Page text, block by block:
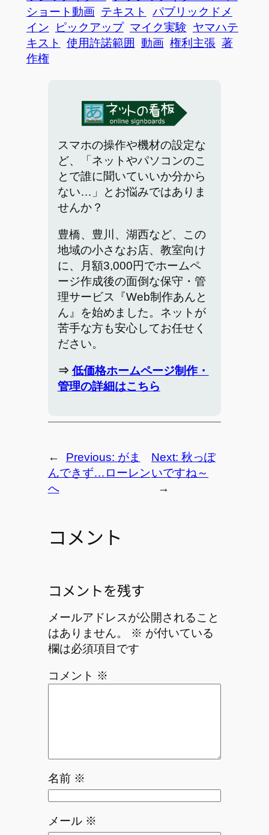
ショート動画 テキスト
パブリックドメ
イン
ピックアップ マイク実験 ヤマハテ
キスト
使用許諾範囲 動画 権利主張 著
作権
スマホの操作や機材の設定な
ど、「ネットやパソコンのこ
とで誰に聞いていいか分から
ない…」とお悩みではありま
せんか？
豊橋、豊川、湖西など、この
地域の小さなお店、教室向け
に、月額3,000円でホームペ
ージ作成後の面倒な保守・管
理サービス『Web制作あんと
ん』を始めました。ネットが
苦手な方も安心してお任せく
ださい。
⇒ 低価格ホームページ制作・
管理の詳細はこちら
← Previous: がま
んできず…ローレン
へ
Next:秋っぽ
いですね～
→
コメント
コメントを残す
メールアドレスが公開されること
はありません。
※ が付いている
欄は必須項目です
コメント ※
名前 ※
メール ※